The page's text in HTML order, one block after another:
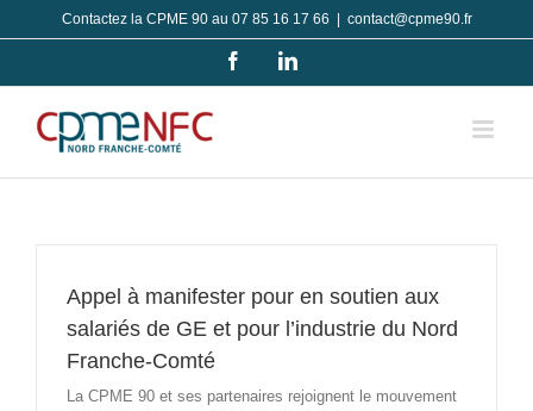
au
Contactez la CPME 90 au 07 85 16 17 66 contact@cpme90.fr
FacebookLinkedIn
Appel à manifester pour en soutien aux
salariés de GE et pour l’industrie du Nord
Franche-Comté
La CPME 90 et ses partenaires rejoignent le mouvement